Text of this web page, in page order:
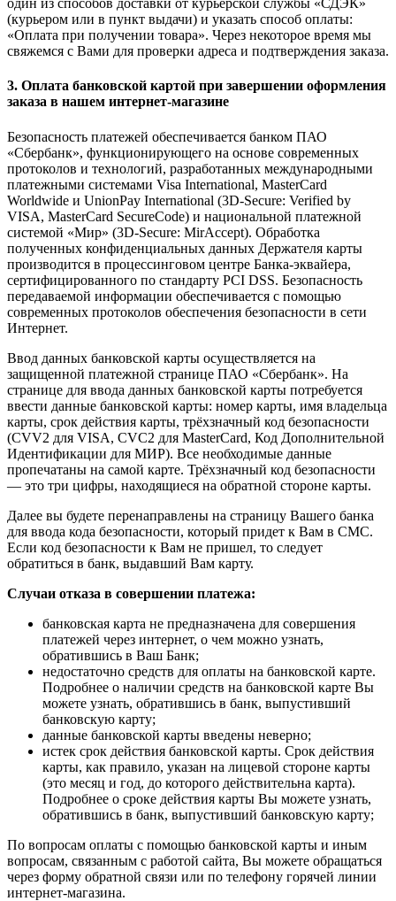
один из способов доставки от курьерской службы «СДЭК»
(курьером или в пункт выдачи) и указать способ оплаты:
«Оплата при получении товара». Через некоторое время мы
свяжемся с Вами для проверки адреса и подтверждения заказа.
3. Оплата банковской картой при завершении оформления
заказа в нашем интернет-магазине
Безопасность платежей обеспечивается банком ПАО
«Сбербанк», функционирующего на основе современных
протоколов и технологий, разработанных международными
платежными системами Visa International, MasterCard
Worldwide и UnionPay International (3D-Secure: Verified by
VISA, MasterCard SecureCode) и национальной платежной
системой «Мир» (3D-Secure: MirAccept). Обработка
полученных конфиденциальных данных Держателя карты
производится в процессинговом центре Банка-эквайера,
сертифицированного по стандарту PCI DSS. Безопасность
передаваемой информации обеспечивается с помощью
современных протоколов обеспечения безопасности в сети
Интернет.
Ввод данных банковской карты осуществляется на
защищенной платежной странице ПАО «Сбербанк». На
странице для ввода данных банковской карты потребуется
ввести данные банковской карты: номер карты, имя владельца
карты, срок действия карты, трёхзначный код безопасности
(CVV2 для VISA, CVC2 для MasterCard, Код Дополнительной
Идентификации для МИР). Все необходимые данные
пропечатаны на самой карте. Трёхзначный код безопасности
— это три цифры, находящиеся на обратной стороне карты.
Далее вы будете перенаправлены на страницу Вашего банка
для ввода кода безопасности, который придет к Вам в СМС.
Если код безопасности к Вам не пришел, то следует
обратиться в банк, выдавший Вам карту.
Случаи отказа в совершении платежа:
банковская карта не предназначена для совершения
платежей через интернет, о чем можно узнать,
обратившись в Ваш Банк;
недостаточно средств для оплаты на банковской карте.
Подробнее о наличии средств на банковской карте Вы
можете узнать, обратившись в банк, выпустивший
банковскую карту;
данные банковской карты введены неверно;
истек срок действия банковской карты. Срок действия
карты, как правило, указан на лицевой стороне карты
(это месяц и год, до которого действительна карта).
Подробнее о сроке действия карты Вы можете узнать,
обратившись в банк, выпустивший банковскую карту;
По вопросам оплаты с помощью банковской карты и иным
вопросам, связанным с работой сайта, Вы можете обращаться
через форму обратной связи или по телефону горячей линии
интернет-магазина.